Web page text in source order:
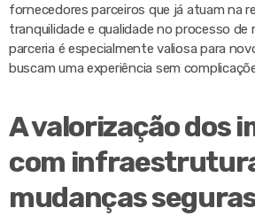
fornecedores parceiros que já atuam na
tranquilidade e qualidade no processo de
parceria é especialmente valiosa para
buscam uma experiência sem
A valorização dos
com
mudanças